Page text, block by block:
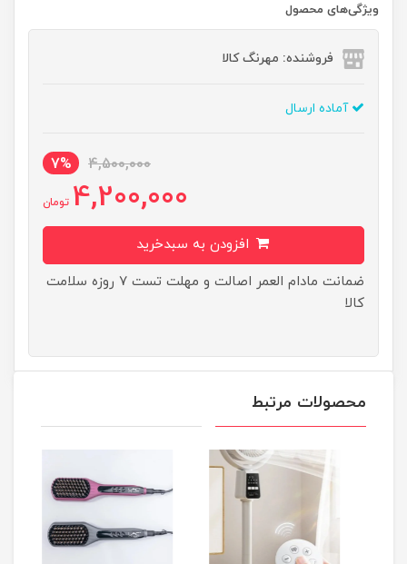
ویژگی‌های محصول
فروشنده: مهرنگ کالا
آماده ارسال
4,500,000
7%
4,200,000 تومان
ضمانت مادام العمر اصالت و مهلت تست ۷ روزه سلامت
کالا
محصولات مرتبط